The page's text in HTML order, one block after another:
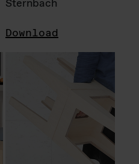
Sternbach
Download